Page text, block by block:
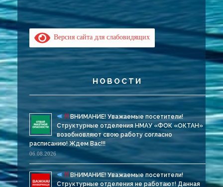
Версия сайта для слабовидящих
НОВОСТИ
ВНИМАНИЕ! Уважаемые посетители!
Структурные отделения НМАУ «ФОК «ОКТАН»
возобновляют свою работу согласно
расписанию! Ждем Вас!!!
06.08.2026
ВНИМАНИЕ! Уважаемые посетители!
Структурные отделения не работают! Данная